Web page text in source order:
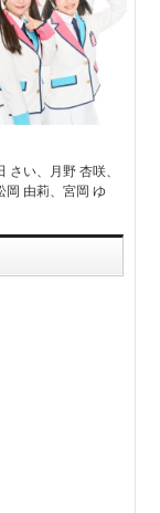
さい、月野 杏咲、
岡 由莉、宮岡 ゆ